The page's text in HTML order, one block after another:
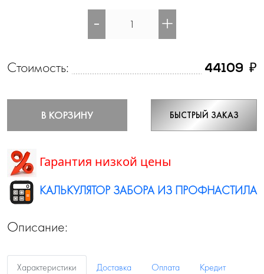
- +
Стоимость: 44109 ₽
В КОРЗИНУ БЫСТРЫЙ ЗАКАЗ
Гарантия низкой цены
КАЛЬКУЛЯТОР ЗАБОРА ИЗ ПРОФНАСТИЛА
Описание:
Характеристики Доставка Оплата
Кредит